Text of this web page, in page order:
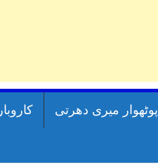
پوٹھوار میری دھرتی کاروبار